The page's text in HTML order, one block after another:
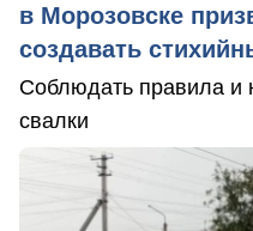
в Морозовске
создавать
Соблюдать правила и
свалки